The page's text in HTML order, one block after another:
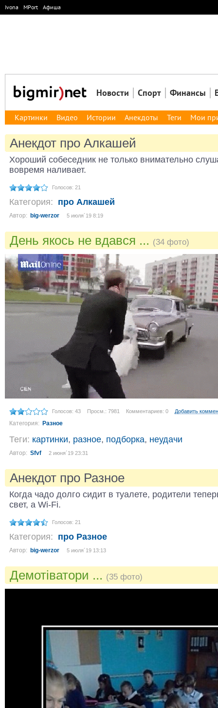
Ivona MPort Афиша
Новости Спорт Финансы
Картинки Видео Истории Анекдоты Теги Мои
Анекдот про Алкашей
Хороший собеседник не только внимательно
вовремя наливает.
Голосов: 21
Категория: про Алкашей
Автор: big-werzor 5 июля´19 8:19
День якось не вдався ... (34 фото)
Голосов: 43 Просм.: 7981 Комментариев: 0 Добавить
Категория: Разное
Теги: картинки, разное, подборка, неудачи
Автор: Sfvf 2 июня´19 23:31
Анекдот про Разное
Когда чадо долго сидит в туалете, родители
свет, а Wi-Fi.
Голосов: 21
Категория: про Разное
Автор: big-werzor 5 июля´19 13:13
Демотіватори ... (35 фото)